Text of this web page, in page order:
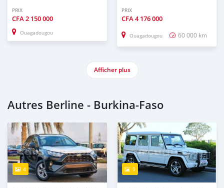
PRIX
CFA2 150 000
Ouagadougou
PRIX
CFA4 176 000
Ouagadougou 60 000 km
Afficher plus
Autres Berline - Burkina-Faso
4 9